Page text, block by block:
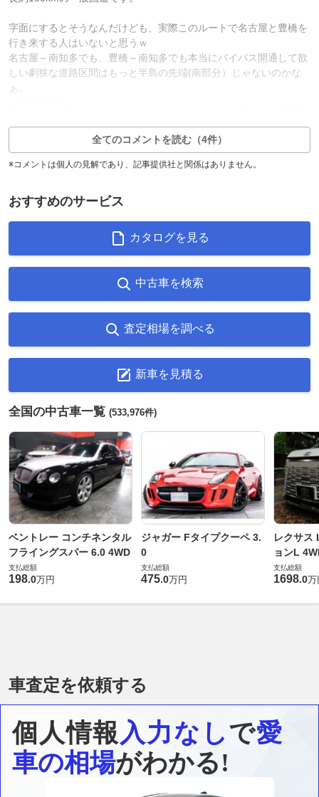
字面にするとそうなんだけども、実際このルートで名古屋と豊橋を
行き来する人はいないと思うｗ
名古屋～南知多でも、豊橋～南知多でも本当にバイパス開通して欲
しい劇狭な道路区間はもっと半島の先端(南部分）じゃないのかな
ぁ。
全てのコメントを読む（4件）
※コメントは個人の見解であり、記事提供社と関係はありません。
おすすめのサービス
カタログを見る
中古車を検索
査定相場を調べる
新車を見積る
全国の中古車一覧 (533,976件)
ベントレー コンチネンタル
フライングスパー 6.0 4WD
支払総額
198.0万円
ジャガー Fタイプクーペ 3.
0
支払総額
475.0万円
レクサス
ョンL
支払総額
1698.0万
車査定を依頼する
個人情報入力なしで愛
車の相場がわかる!